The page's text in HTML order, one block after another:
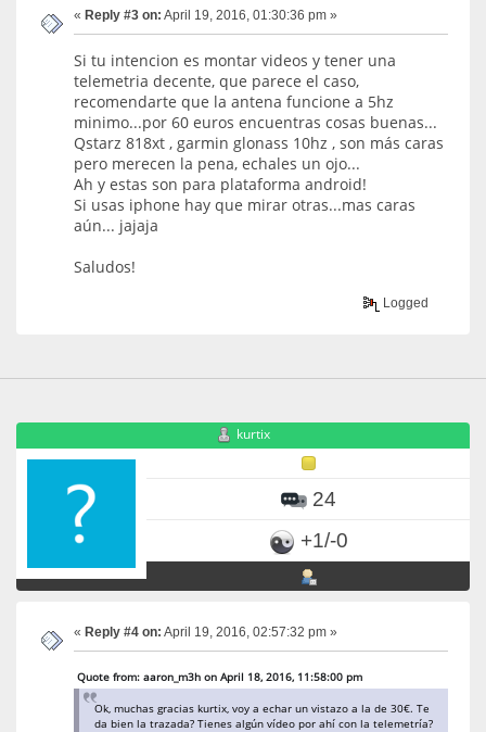
« Reply #3 on: April 19, 2016, 01:30:36 pm »
Si tu intencion es montar videos y tener una
telemetria decente, que parece el caso,
recomendarte que la antena funcione a 5hz
minimo...por 60 euros encuentras cosas buenas...
Qstarz 818xt , garmin glonass 10hz , son más caras
pero merecen la pena, echales un ojo...
Ah y estas son para plataforma android!
Si usas iphone hay que mirar otras...mas caras
aún... jajaja
Saludos!
Logged
kurtix
24
+1/-0
« Reply #4 on: April 19, 2016, 02:57:32 pm »
Quote from: aaron_m3h on April 18, 2016, 11:58:00 pm
Ok, muchas gracias kurtix, voy a echar un vistazo a la de 30€. Te
da bien la trazada? Tienes algún vídeo por ahí con la telemetría?